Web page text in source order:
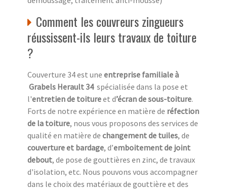
Comment les couvreurs zingueurs
réussissent-ils leurs travaux de toiture
?
Couverture 34 est une entreprise familiale à
Grabels Herault 34 spécialisée dans la pose et
l'entretien de toitureet d’écran de sous-toiture.
Forts de notre expérience en matière de réfection
de la toiture, nous vous proposons des services de
qualité en matière de changement de tuiles, de
couverture et bardage, d’emboitement de joint
debout, de pose de gouttières en zinc, de travaux
d'isolation, etc. Nous pouvons vous accompagner
dans le choix des matériaux de gouttière et des